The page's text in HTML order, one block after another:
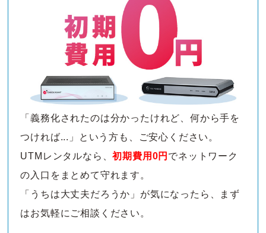
「義務化されたのは分かったけれど、何から手を
つければ...」という方も、ご安心ください。
UTMレンタルなら、初期費用0円 でネットワーク
の入口をまとめて守れます。
「うちは大丈夫だろうか」が気になったら、まず
はお気軽にご相談ください。